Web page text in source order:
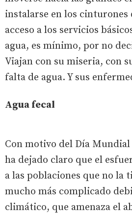
instalarse en los
acceso a los servicios
agua, es mínimo, por no
Viajan con su miseria, con
falta de agua. Y sus
Agua fecal
Con motivo del Día
ha dejado claro que el
a las poblaciones que no la
mucho más complicado
climático, que amenaza el